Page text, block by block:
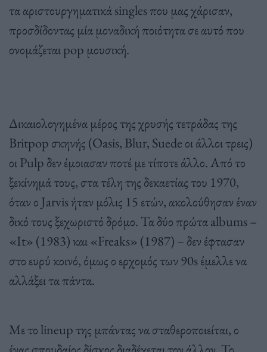
τα αριστουργηματικά singles που μας χάρισαν,
προσδίδοντας μία μοναδική ποιότητα σε αυτό που
ονομάζεται pop μουσική.
Δικαιολογημένα μέρος της χρυσής τετράδας της
Britpop σκηνής (Oasis, Blur, Suede οι άλλοι τρεις)
οι Pulp δεν έμοιασαν ποτέ με τίποτε άλλο. Από το
ξεκίνημά τους, στα τέλη της δεκαετίας του 1970,
όταν ο Jarvis ήταν μόλις 15 ετών, ακολούθησαν έναν
δικό τους ξεχωριστό δρόμο. Τα δύο πρώτα albums –
«It» (1983) και «Freaks» (1987) – δεν έφτασαν
στο ευρύ κοινό, όμως ο ερχομός των 90s έμελλε να
αλλάξει τα πάντα.
Με το lineup της μπάντας να σταθεροποιείται, ο